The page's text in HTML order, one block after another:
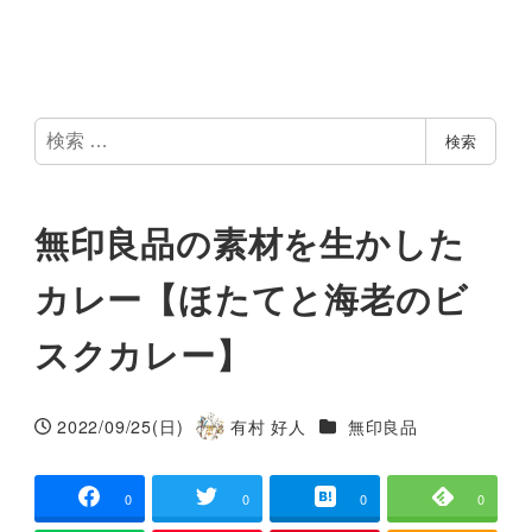
検
索
検索
無印良品の素材を生かした
カレー【ほたてと海老のビ
スクカレー】
投稿日
2022/09/25(日)
著
有村 好人 カテゴリー
無印良品
0 0 0 0